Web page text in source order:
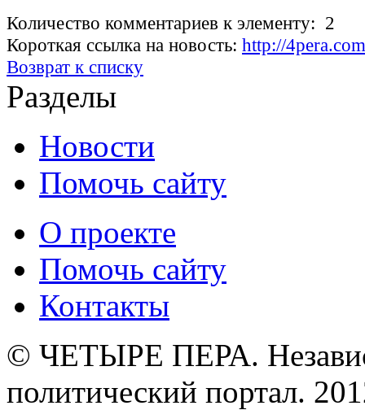
Количество комментариев к элементу: 2
Короткая ссылка на новость: http://
Возврат к списку
Разделы
Новости
Помочь сайту
О проекте
Помочь сайту
Контакты
© ЧЕТЫРЕ ПЕРА.
политический портал.